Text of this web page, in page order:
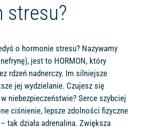
stresu?
o hormonie stresu? Nazywamy
jest to HORMON, który
rdzeń nadnerczy. Im silniejsze
jej wydzielanie. Czujesz się
niebezpieczeństwie? Serce szybciej
ciśnienie, lepsze zdolności fizyczne
tak działa adrenalina. Zwiększa